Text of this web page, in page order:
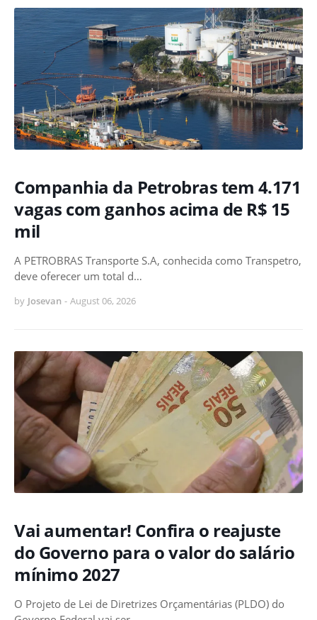
Companhia da Petrobras tem 4.171
vagas com ganhos acima de R$ 15
mil
A PETROBRAS Transporte S.A, conhecida como Transpetro,
deve oferecer um total d…
by Josevan - August 06, 2026
Vai aumentar! Confira o reajuste
do Governo para o valor do salário
mínimo 2027
O Projeto de Lei de Diretrizes Orçamentárias (PLDO) do